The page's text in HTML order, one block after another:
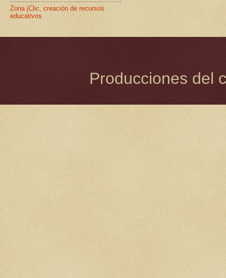
Zona jClic, creación de recursos
educativos
Producciones del